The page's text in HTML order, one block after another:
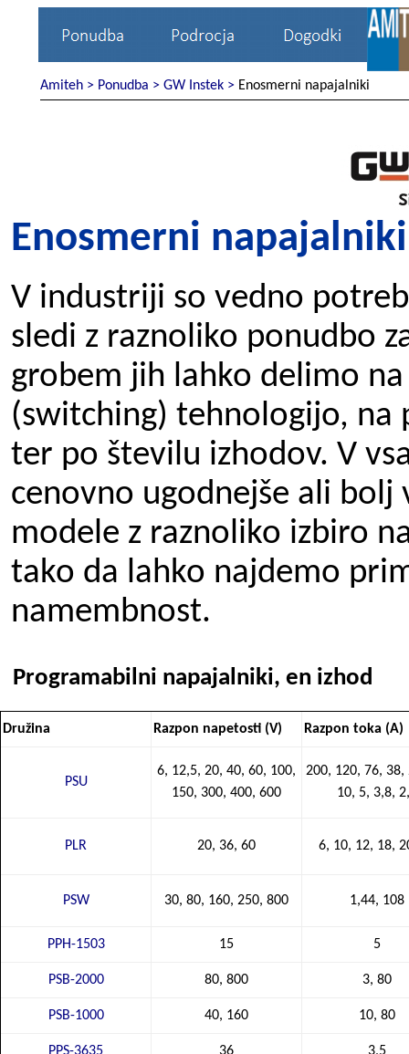
Amiteh > Ponudba > GW Instek >Enosmerni napajalniki
Enosmerni napajalniki
V industriji so vedno
sledi z raznoliko ponudbo
grobem jih lahko delimo
(switching) tehnologijo,
ter po številu izhodov. V
cenovno ugodnejše ali
modele z raznoliko izbiro
tako da lahko najdemo
namembnost.
Programabilni napajalniki, en izhod
Družina Razpon napetosti (V) Razpon toka (A)
PSU
6, 12,5, 20, 40, 60, 100,
150, 300, 400, 600
200, 120, 76, 38,
10, 5, 3,8,
PLR 20, 36, 60 6, 10, 12, 18,
PSW 30, 80, 160, 250, 800 1,44, 108
PPH-1503 15 5
PSB-2000 80, 800 3, 80
PSB-1000 40, 160 10, 80